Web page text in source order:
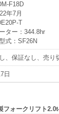
F18D
年7月
T
ター：344.8hr
式：SF26N
、保証なし、売り
日
フォークリフト